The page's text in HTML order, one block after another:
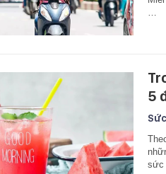
5
sức